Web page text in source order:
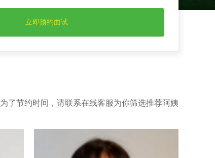
为了节约时间，请联系在线客服为你筛选推荐阿姨